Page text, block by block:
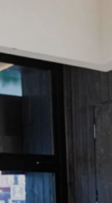
Kod pocztowy *
Miasto *
Kraj *